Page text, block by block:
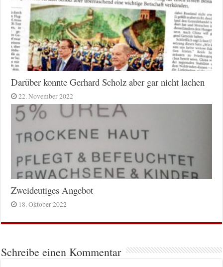
Darüber konnte Gerhard Scholz aber gar nicht lachen
22. November 2022
Zweideutiges Angebot
18. Oktober 2022
Schreibe einen Kommentar